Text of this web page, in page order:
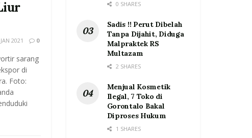
2021 0
sarang
di
Foto:
0 SHARES
Sadis !! Perut Dibelah
Tanpa Dijahit, Diduga
Malpraktek RS
Multazam
2 SHARES
Menjual Kosmetik
Ilegal, 7 Toko di
Gorontalo Bakal
Diproses Hukum
1 SHARES